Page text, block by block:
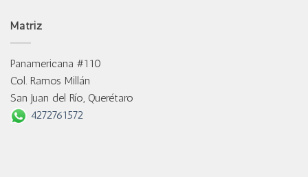
Matriz
Panamericana #110
Col. Ramos Millán
San Juan del Río, Querétaro
4272761572